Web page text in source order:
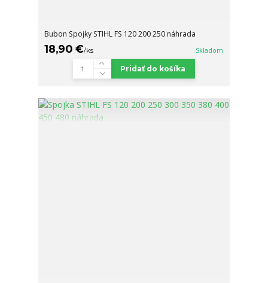
Bubon Spojky STIHL FS 120 200 250 náhrada
18,90 €/ks Skladom
Pridať do košíka